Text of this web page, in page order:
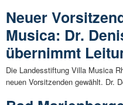
Neuer
Musica: Dr.
übernimmt
Die Landesstiftung Villa Musica
neuen Vorsitzenden gewählt. Dr.